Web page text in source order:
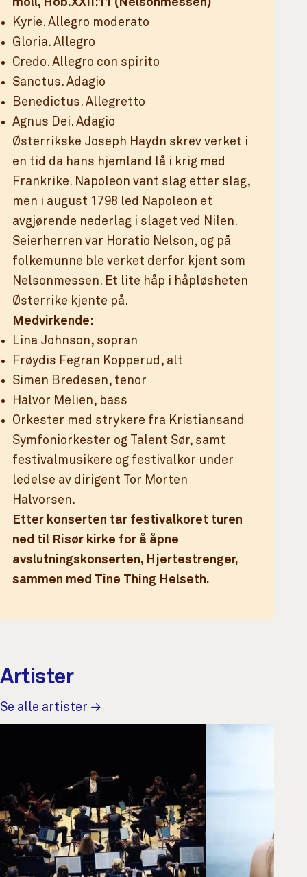
Kyrie. Allegro moderato
Gloria. Allegro
Credo. Allegro con spirito
Sanctus. Adagio
Benedictus. Allegretto
Agnus Dei. Adagio
Østerrikske Joseph Haydn skrev verket i
en tid da hans hjemland lå i krig med
Frankrike. Napoleon vant slag etter slag,
men i august 1798 led Napoleon et
avgjørende nederlag i slaget ved Nilen.
Seierherren var Horatio Nelson, og på
folkemunne ble verket derfor kjent som
Nelsonmessen. Et lite håp i håpløsheten
Østerrike kjente på.
Medvirkende:
Lina Johnson, sopran
Frøydis Fegran Kopperud, alt
Simen Bredesen, tenor
Halvor Melien, bass
Orkester med strykere fra Kristiansand
Symfoniorkester og Talent Sør, samt
festivalmusikere og festivalkor under
ledelse av dirigent Tor Morten
Halvorsen.
Etter konserten tar festivalkoret turen
ned til Risør kirke for å åpne
avslutningskonserten, Hjertestrenger,
sammen med Tine Thing Helseth.
Artister
Se alle artister →